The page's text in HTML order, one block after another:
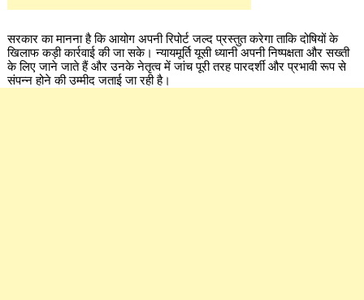
सरकार का मानना है कि आयोग अपनी रिपोर्ट जल्द प्रस्तुत करेगा ताकि दोषियों के
खिलाफ कड़ी कार्रवाई की जा सके। न्यायमूर्ति यूसी ध्यानी अपनी निष्पक्षता और सख्ती
के लिए जाने जाते हैं और उनके नेतृत्व में जांच पूरी तरह पारदर्शी और प्रभावी रूप से
संपन्न होने की उम्मीद जताई जा रही है।